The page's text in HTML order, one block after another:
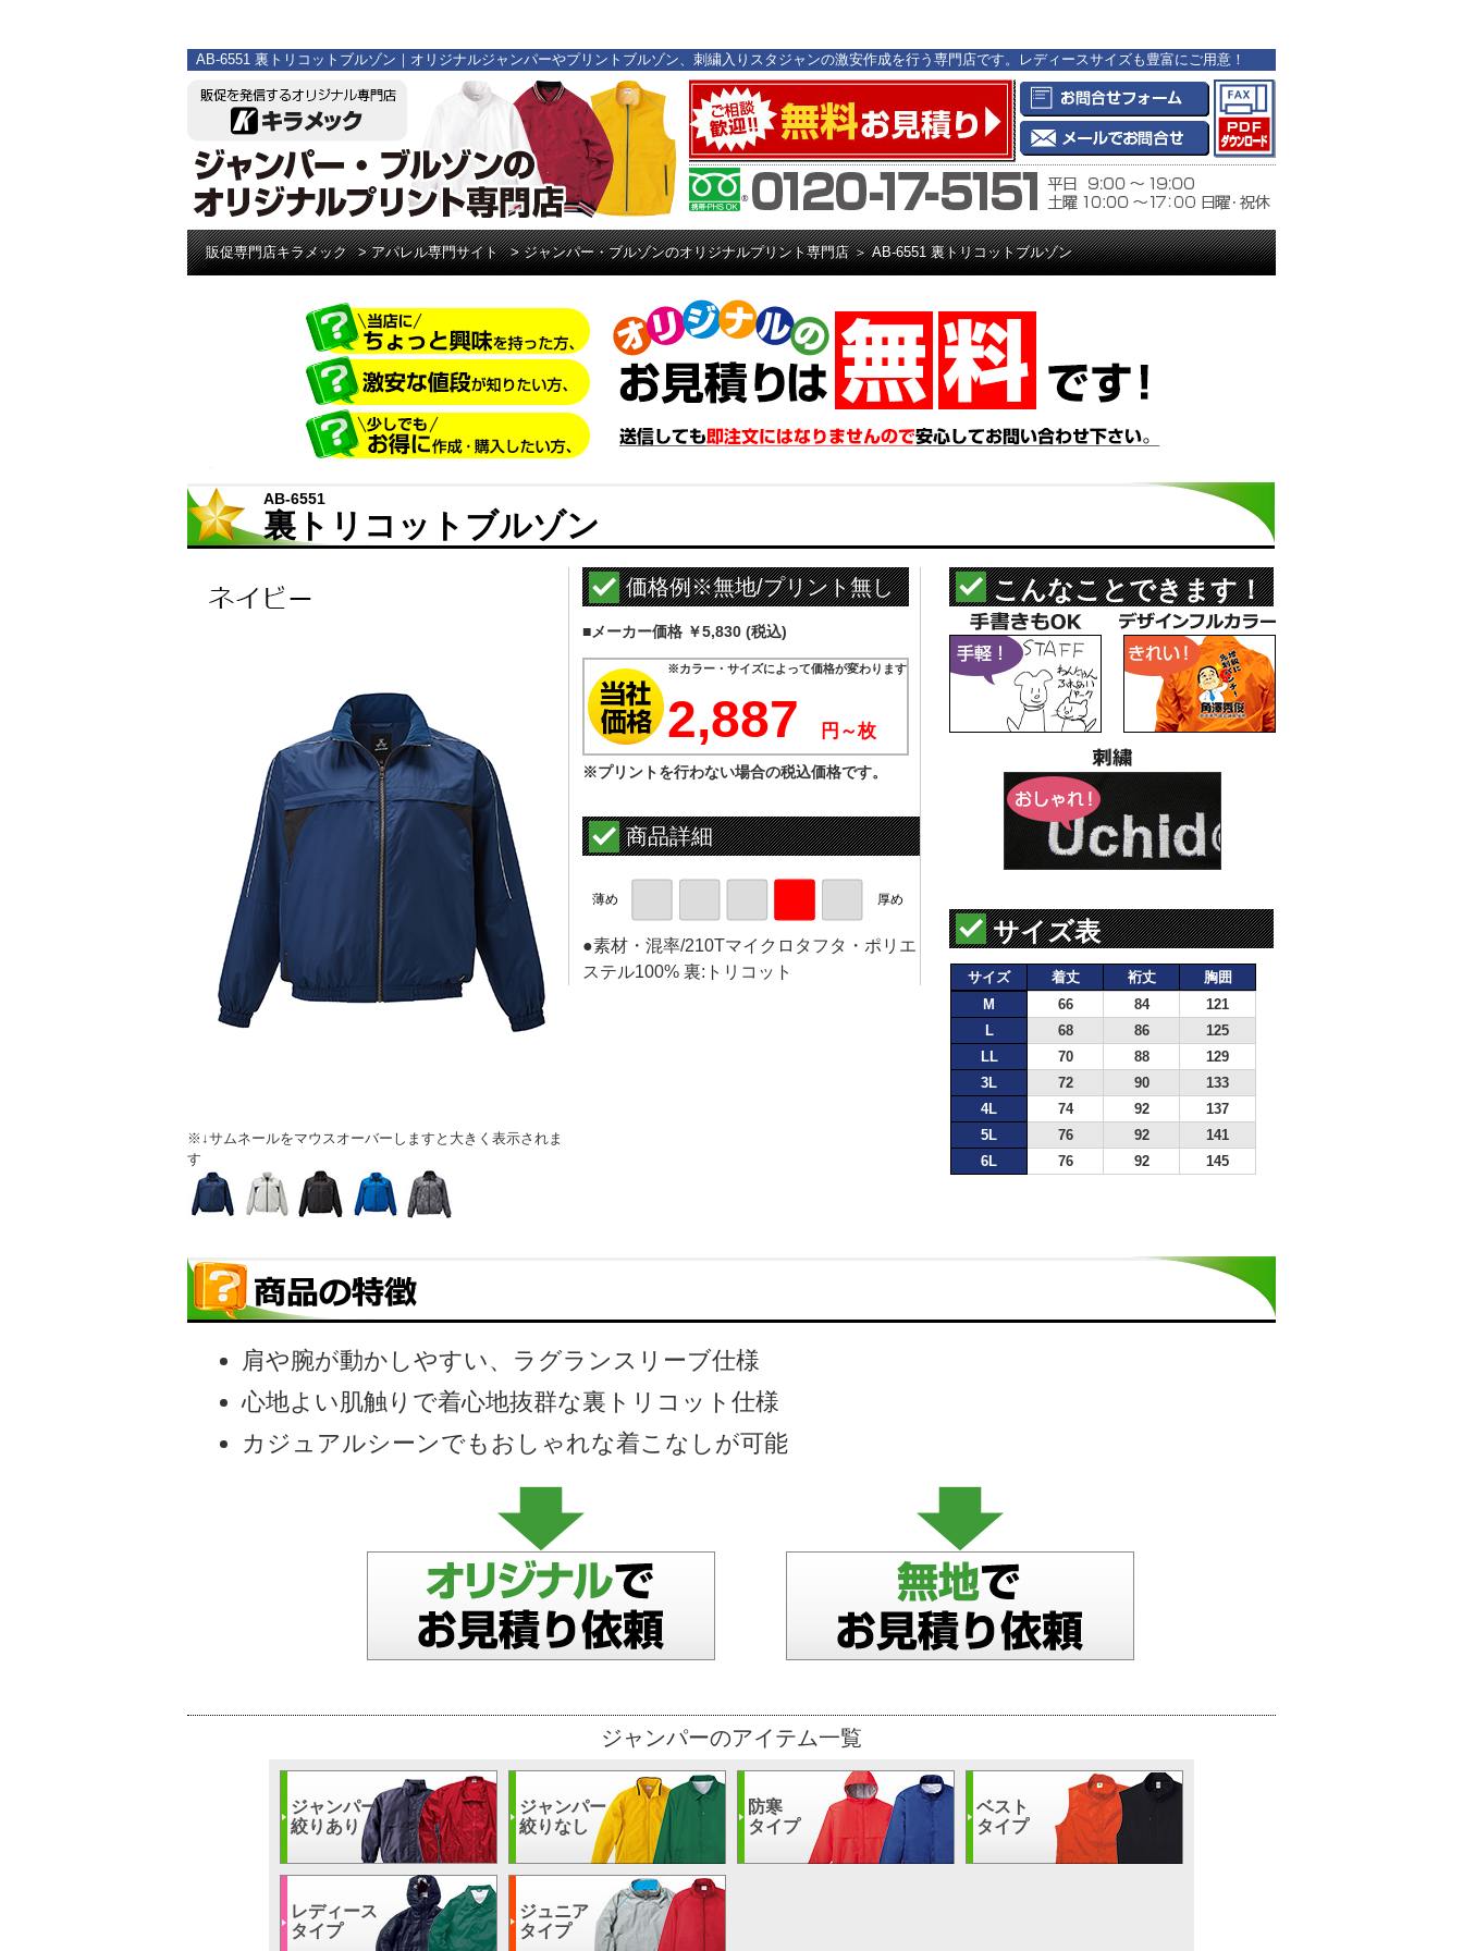
AB-6551 裏トリコットブルゾン｜オリジナルジャンパーやプリントブルゾン、刺繍入りスタジャンの激安作成を行う専門店です。レディースサイズも豊富にご用意！
販促専門店キラメック >アパレル専門サイト >ジャンパー・ブルゾンのオリジナルプリント専門店＞AB-6551 裏トリコットブルゾン
AB-6551
裏トリコットブルゾン
※↓サムネールをマウスオーバーしますと大きく表示されま
す
価格例※無地/プリント無し
■メーカー価格 ￥5,830 (税込)
※カラー・サイズによって価格が変わります
2,887 円～枚
※プリントを行わない場合の税込価格です。
商品詳細
薄め 厚め
●素材・混率/210Tマイクロタフタ・ポリエ
ステル100% 裏:トリコット
こんなことできます！
サイズ表
サイズ 着丈 裄丈
胸囲
M
66 84
121
L
68 86
125
LL
70 88
129
3L
72 90
133
4L
74 92
137
5L
76 92
141
6L
76 92 145
肩や腕が動かしやすい、ラグランスリーブ仕様
心地よい肌触りで着心地抜群な裏トリコット仕様
カジュアルシーンでもおしゃれな着こなしが可能
ジャンパーのアイテム一覧
ジャンパー
絞りあり
ジャンパー
絞りなし
防寒
タイプ
ベスト
タイプ
レディース
タイプ
ジュニア
タイプ